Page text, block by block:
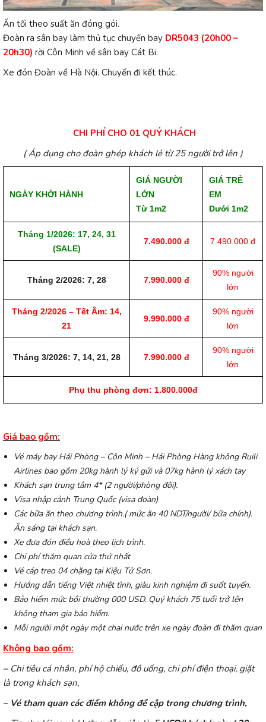
Ăn tối theo suất ăn đóng gói.
Đoàn ra sân bay làm thủ tục chuyến bay DR5043 (20h00 –
20h30) rời Côn Minh về sân bay Cát Bi.
Xe đón Đoàn về Hà Nội. Chuyến đi kết thúc.
CHI PHÍ CHO 01 QUÝ KHÁCH
( Áp dụng cho đoàn ghép khách lẻ từ 25 người trở lên )
NGÀY KHỞI HÀNH
GIÁ NGƯỜI
LỚN
Từ 1m2
GIÁ TRẺ
EM
Dưới 1m2
Tháng 1/2026: 17, 24, 31
(SALE)
7.490.000 đ 7.490.000 đ
Tháng 2/2026: 7, 28 7.990.000 đ
90% người
lớn
Tháng 2/2026 – Tết Âm: 14,
21
9.990.000 đ
90% người
lớn
Tháng 3/2026: 7, 14, 21, 28 7.990.000 đ
90% người
lớn
Phụ thu phòng đơn: 1.800.000đ
Giá bao gồm:
Vé máy bay Hải Phòng – Côn Minh – Hải Phòng Hàng không Ruili
Airlines bao gồm 20kg hành lý ký gửi và 07kg hành lý xách tay
Khách sạn trung tâm 4* (2 người/phòng đôi).
Visa nhập cảnh Trung Quốc (visa đoàn)
Các bữa ăn theo chương trình.( mức ăn 40 NDT/người/ bữa chính).
Ăn sáng tại khách sạn.
Xe đưa đón điều hoà theo lịch trình.
Chi phí thăm quan cửa thứ nhất
Vé cáp treo 04 chặng tại Kiệu Tử Sơn.
Hướng dẫn tiếng Việt nhiệt tình, giàu kinh nghiệm đi suốt tuyến.
Bảo hiểm mứcbồi thường 000 USD. Quý khách 75 tuổi trở lên
không tham gia bảo hiểm.
Mỗi người một ngày một chai nước trên xe ngày đoàn đi thăm quan
Không bao gồm:
–Chi tiêu cá nhân, phí hộ chiếu, đồ uống, chi phí điện thoại, giặt
là trong khách sạn,
– Vé tham quan các điểm không đề cập trong chương trình,